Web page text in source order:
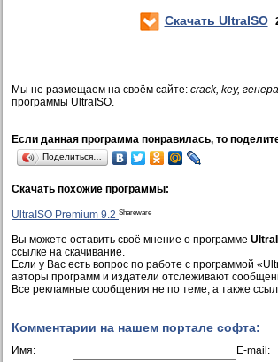
Скачать UltraISO
Мы не размещаем на своём сайте: crack, key,
программы UltraISO.
Если данная программа понравилась, то
Поделиться…
Скачать похожие программы:
UltraISO Premium 9.2 Shareware
Вы можете оставить своё мнение о программе
ссылке на скачивание.
Если у Вас есть вопрос по работе с программой
авторы программ и издатели отслеживают
Все рекламные сообщения не по теме, а также
Комментарии на нашем портале софта:
Имя: E-mail: